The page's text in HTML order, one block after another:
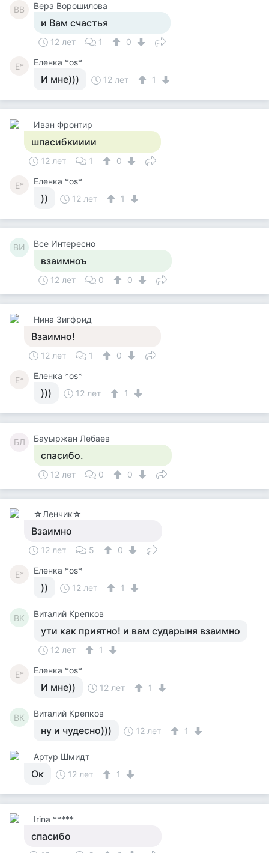
ВВ Вера Ворошилова
и Вам счастья
12 лет 1 0
Е* Еленка *os*
И мне))) 12 лет 1
Иван Фронтир
шпасибкииии
12 лет 1 0
Е* Еленка *os*
)) 12 лет 1
ВИ Все Интересно
взаимноъ
12 лет 0 0
Нина Зигфрид
Взаимно!
12 лет 1 0
Е* Еленка *os*
))) 12 лет 1
БЛ Бауыржан Лебаев
спасибо.
12 лет 0 0
☆Ленчик☆
Взаимно
12 лет 5 0
Е* Еленка *os*
)) 12 лет 1
ВК Виталий Крепков
ути как приятно! и вам сударыня взаимно
12 лет 1
Е* Еленка *os*
И мне)) 12 лет 1
ВК Виталий Крепков
ну и чудесно))) 12 лет 1
Артур Шмидт
Ок 12 лет 1
Irina *****
спасибо